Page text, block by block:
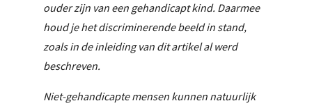
ouder zijn van een gehandicapt kind. Daarmee
houd je het discriminerende beeld in stand,
zoals in de inleiding van dit artikel al werd
beschreven.
Niet-gehandicapte mensen kunnen natuurlijk